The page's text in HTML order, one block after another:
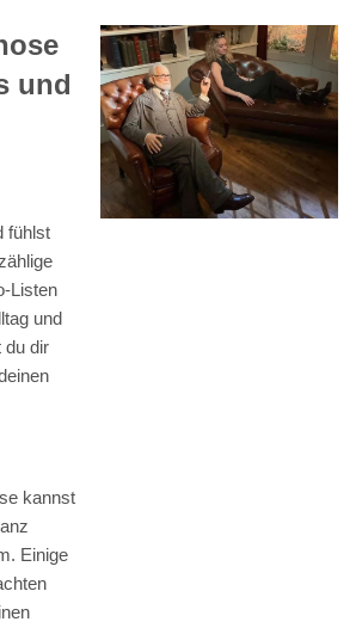
und
fühlst
Listen
und
du dir
kannst
Einige